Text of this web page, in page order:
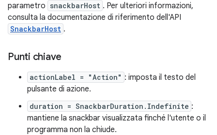
parametro snackbarHost . Per ulteriori informazioni,
consulta la documentazione di riferimento dell'API
SnackbarHost .
Punti chiave
actionLabel = "Action" : imposta il testo del
pulsante di azione.
duration = SnackbarDuration.Indefinite :
mantiene la snackbar visualizzata finché l'utente o il
programma non la chiude.